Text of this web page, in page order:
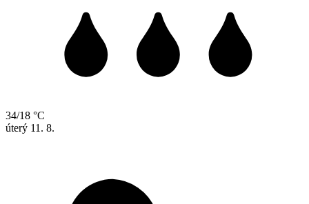
34/18 °C
úterý 11. 8.